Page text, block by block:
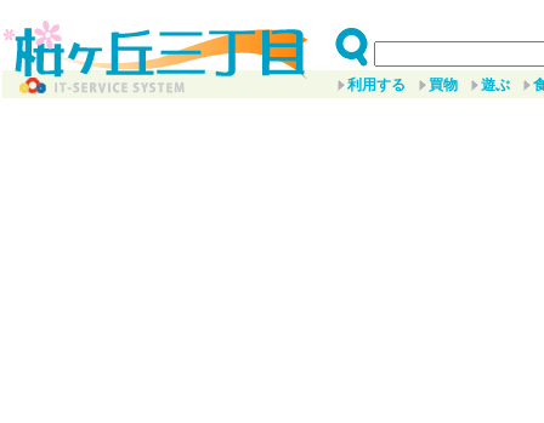
利用する 買物 遊ぶ